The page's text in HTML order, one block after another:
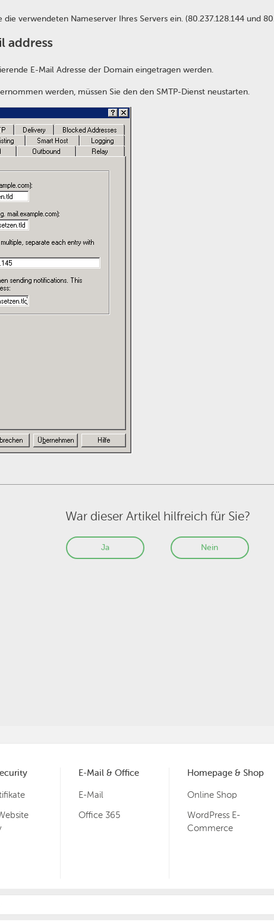
die verwendeten Nameserver Ihres Servers ein. (80.237.128.144 und
address
E-Mail Adresse der Domain eingetragen werden.
werden, müssen Sie den den SMTP-Dienst neustarten.
War dieser Artikel hilfreich für Sie?
Ja Nein
E-Mail & Office
E-Mail
Office 365
Homepage & Shop
Online Shop
WordPress E-
Commerce